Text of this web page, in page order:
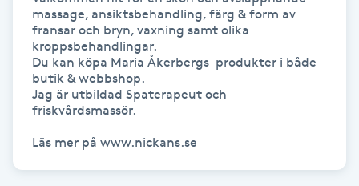
Gel naglar
Gelenaglar
Gellack
Gellack med förstärkning
massage, ansiktsbehandling, färg & form av
fransar och bryn, vaxning samt olika
kroppsbehandlingar.
Du kan köpa Maria Åkerbergs  produkter i både
butik & webbshop.
Jag är utbildad Spaterapeut och
friskvårdsmassör.
Läs mer på www.nickans.se